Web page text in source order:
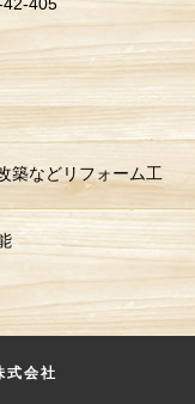
42-405
築などリフォーム工
式会社